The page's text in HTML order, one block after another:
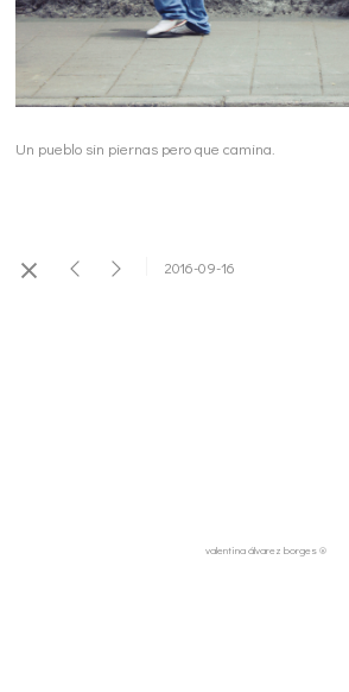
Un pueblo sin piernas pero que camina.
2016-09-16
valentina álvarez borges ®